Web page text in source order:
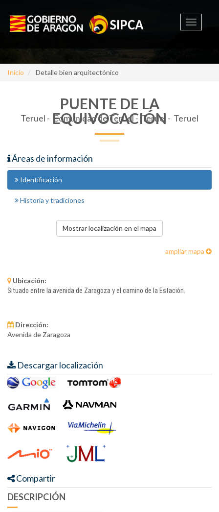
Toggle
Inicio Detalle bien arquitectónico
PUENTE DE LA
EQUIVOCACIÓN
Teruel - Comunidad de Teruel - Teruel - Teruel
Áreas de información
Identificación
Historia y tradiciones
Mostrar localización en el mapa
ampliar mapa
Ubicación:
Situado entre la avenida de Zaragoza y el camino de la Estación.
Dirección:
Avenida de Zaragoza
Descargar localización
Compartir
DESCRIPCIÓN